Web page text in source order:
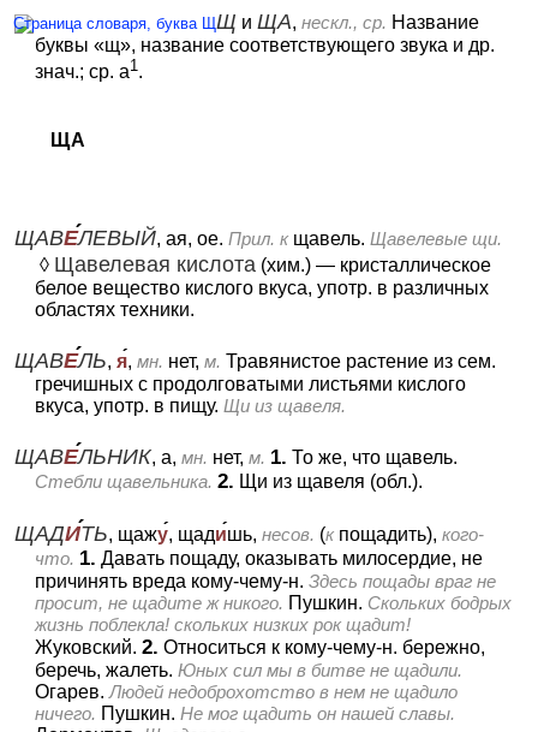
Щ и ЩА, нескл., ср. Название
буквы «щ», название соответствующего звука и др.
знач.; ср. а1.
ЩА
ЩАВЕЛЕВЫЙ, ая, ое. Прил. к щавель. Щавелевые щи.
◊ Щавелевая кислота (хим.) — кристаллическое
белое вещество кислого вкуса, употр. в различных
областях техники.
ЩАВЕЛЬ, я, мн. нет, м. Травянистое растение из сем.
гречишных с продолговатыми листьями кислого
вкуса, употр. в пищу. Щи из щавеля.
ЩАВЕЛЬНИК, а, мн. нет, м. 1. То же, что щавель.
Стебли щавельника. 2. Щи из щавеля (обл.).
ЩАДИТЬ, щажу, щадишь, несов. (к пощадить), кого-
что. 1. Давать пощаду, оказывать милосердие, не
причинять вреда кому-чему-н. Здесь пощады враг не
просит, не щадите ж никого. Пушкин. Скольких бодрых
жизнь поблекла! скольких низких рок щадит!
Жуковский. 2. Относиться к кому-чему-н. бережно,
беречь, жалеть. Юных сил мы в битве не щадили.
Огарев. Людей недоброхотство в нем не щадило
ничего. Пушкин. Не мог щадить он нашей славы.